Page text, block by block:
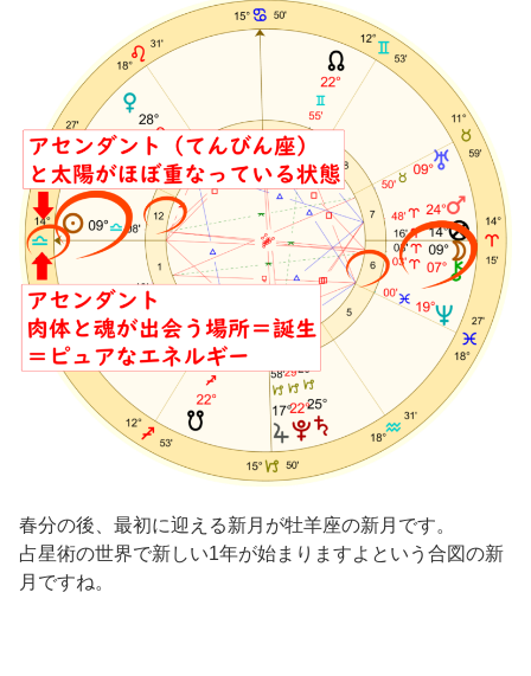
春分の後、最初に迎える新月が牡羊座の新月です。
占星術の世界で新しい1年が始まりますよという合図の新
月ですね。